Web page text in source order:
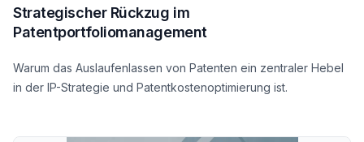
Strategischer Rückzug im
Patentportfoliomanagement
Warum das Auslaufenlassen von Patenten ein zentraler Hebel
in der IP-Strategie und Patentkostenoptimierung ist.